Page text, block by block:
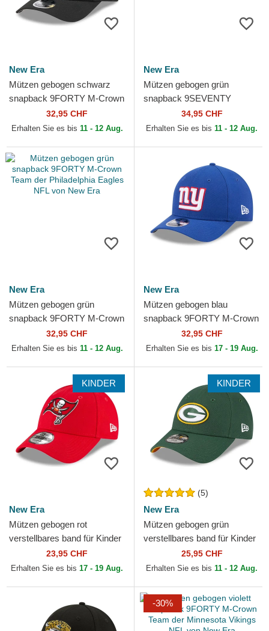
New Era
Mützen gebogen schwarz
snapback 9FORTY M-Crown
Team der New Orleans
Saints NFL von New Era
32,95 CHF
Erhalten Sie es bis 11 - 12 Aug.
New Era
Mützen gebogen grün
snapback 9SEVENTY
Stretch Snap Evergreen der
Philadelphia Eagles NFL von
34,95 CHF
Erhalten Sie es bis 11 - 12 Aug.
New Era
Mützen gebogen grün
snapback 9FORTY M-Crown
Team der Philadelphia Eagles
NFL von New Era
32,95 CHF
Erhalten Sie es bis 11 - 12 Aug.
New Era
Mützen gebogen blau
snapback 9FORTY M-Crown
Team der New York Giants
NFL von New Era
32,95 CHF
Erhalten Sie es bis 17 - 19 Aug.
KINDER
New Era
Mützen gebogen rot
verstellbares band für Kinder
9FORTY The League der
Tampa Bay Buccaneers
23,95 CHF
Erhalten Sie es bis 17 - 19 Aug.
KINDER
(5)
New Era
Mützen gebogen grün
verstellbares band für Kinder
9FORTY The League der
Green Bay Packers NFL
25,95 CHF
Erhalten Sie es bis 11 - 12 Aug.
-30%